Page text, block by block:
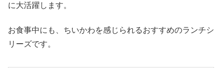
に大活躍します。
お食事中にも、ちいかわを感じられるおすすめのランチシ
リーズです。